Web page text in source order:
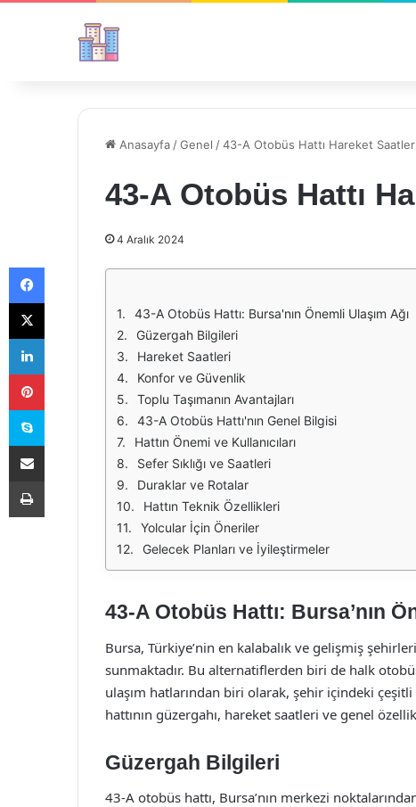
Anasayfa /Genel /43-A Otobüs Hattı Hareket
43-A Otobüs Hattı
4 Aralık 2024
43-A Otobüs Hattı: Bursa'nın Önemli Ulaşım Ağı
Güzergah Bilgileri
Hareket Saatleri
Konfor ve Güvenlik
Toplu Taşımanın Avantajları
43-A Otobüs Hattı'nın Genel Bilgisi
Hattın Önemi ve Kullanıcıları
Sefer Sıklığı ve Saatleri
Duraklar ve Rotalar
Hattın Teknik Özellikleri
Yolcular İçin Öneriler
Gelecek Planları ve İyileştirmeler
43-A Otobüs Hattı: Bursa’nın
Bursa, Türkiye’nin en kalabalık ve gelişmiş
sunmaktadır. Bu alternatiflerden biri de halk
ulaşım hatlarından biri olarak, şehir içindeki
hattının güzergahı, hareket saatleri ve genel
Güzergah Bilgileri
43-A otobüs hattı, Bursa’nın merkezi
Facebook
X
LinkedIn
Pinterest
Skype
E-Posta ile paylaş